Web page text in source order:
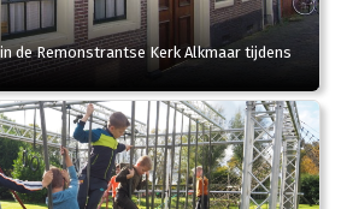
de Remonstrantse Kerk Alkmaar tijdens